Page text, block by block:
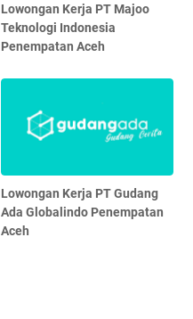
Lowongan Kerja PT Majoo
Teknologi Indonesia
Penempatan Aceh
Lowongan Kerja PT Gudang
Ada Globalindo Penempatan
Aceh